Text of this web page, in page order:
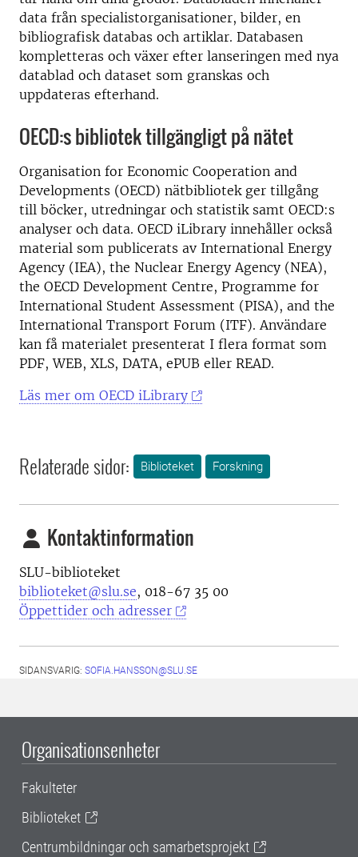
data från specialistorganisationer, bilder, en
bibliografisk databas och artiklar. Databasen
kompletteras och växer efter lanseringen med nya
datablad och dataset som granskas och
uppdateras efterhand.
OECD:s bibliotek tillgängligt på nätet
Organisation for Economic Cooperation and
Developments (OECD) nätbibliotek ger tillgång
till böcker, utredningar och statistik samt OECD:s
analyser och data. OECD iLibrary innehåller också
material som publicerats av International Energy
Agency (IEA), the Nuclear Energy Agency (NEA),
the OECD Development Centre, Programme for
International Student Assessment (PISA), and the
International Transport Forum (ITF). Användare
kan få materialet presenterat I flera format som
PDF, WEB, XLS, DATA, ePUB eller READ.
Läs mer om OECD iLibrary
Relaterade sidor: Biblioteket Forskning
Kontaktinformation
SLU-biblioteket
biblioteket@slu.se, 018-67 35 00
Öppettider och adresser
SIDANSVARIG: SOFIA.HANSSON@SLU.SE
Organisationsenheter
Fakulteter
Biblioteket
Centrumbildningar och samarbetsprojekt